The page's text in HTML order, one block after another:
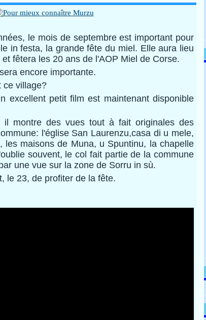
le mois de septembre est important pour
in festa, la grande fête du miel. Elle aura lieu
fêtera les 20 ans de l'AOP Miel de Corse.
encore importante.
ce village?
excellent petit film est maintenant disponible
il montre des vues tout à fait originales des
l'église San Laurenzu,casa di u mele,
les maisons de Muna, u Spuntinu, la chapelle
souvent, le col fait partie de la commune
une vue sur la zone de Sorru in sù.
le 23, de profiter de la fête.